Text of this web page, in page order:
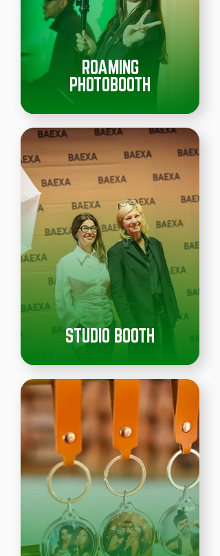
ROAMING
PHOTOBOOTH
STUDIO BOOTH